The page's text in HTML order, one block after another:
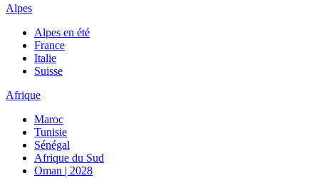
Alpes
Alpes en été
France
Italie
Suisse
Afrique
Maroc
Tunisie
Sénégal
Afrique du Sud
Oman | 2028